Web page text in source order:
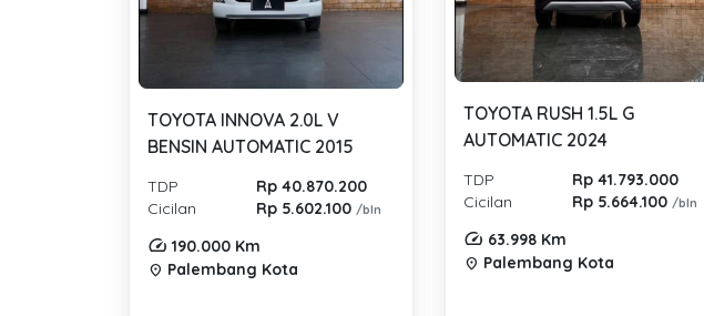
TOYOTA INNOVA 2.0L V
BENSIN AUTOMATIC 2015
TDP
Rp 40.870.200
Cicilan
Rp 5.602.100/bln
190.000 Km
location_on Palembang Kota
TOYOTA RUSH 1.5L G
AUTOMATIC 2024
TDP
Rp 41.793.000
Cicilan
Rp 5.664.100/bln
63.998 Km
location_on Palembang Kota